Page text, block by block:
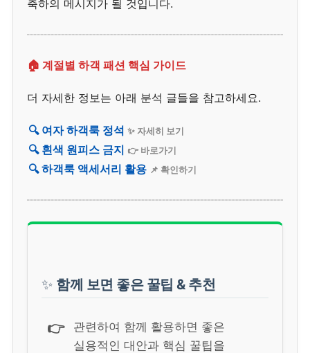
축하의 메시지가 될 것입니다.
🏠 계절별 하객 패션 핵심 가이드
더 자세한 정보는 아래 분석 글들을 참고하세요.
🔍 여자 하객룩 정석 ✨ 자세히 보기
🔍 흰색 원피스 금지 👉 바로가기
🔍 하객룩 액세서리 활용 📌 확인하기
✨ 함께 보면 좋은 꿀팁 & 추천
👉
관련하여 함께 활용하면 좋은
실용적인 대안과 핵심 꿀팁을